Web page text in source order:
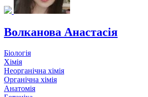
Волканова Анастасія
Біологія
Хімія
Неорганічна хімія
Органічна хімія
Анатомія